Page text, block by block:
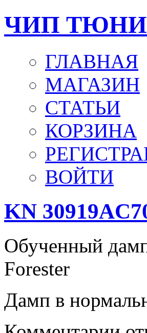
ЧИП
ГЛАВНАЯ
МАГАЗИН
СТАТЬИ
КОРЗИНА
ВОЙТИ
KN
Обученный
Forester
Дамп в